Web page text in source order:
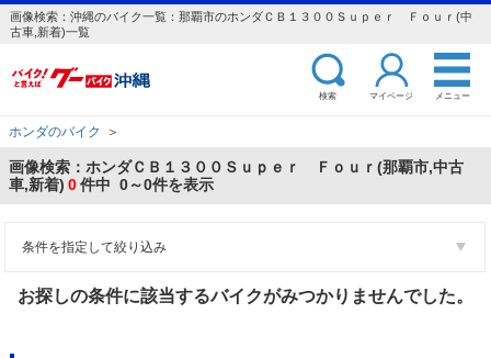
画像検索：沖縄のバイク一覧：那覇市のホンダＣＢ１３００Ｓｕｐｅｒ Ｆｏｕｒ(中
古車,新着)一覧
検索 マイページ メニュー
ホンダのバイク ＞
画像検索：ホンダＣＢ１３００Ｓｕｐｅｒ Ｆｏｕｒ(那覇市,中古
車,新着) 0件中 0～0件を表示
条件を指定して絞り込み
お探しの条件に該当するバイクがみつかりませんでした。